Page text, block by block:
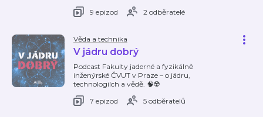
9 epizod
2 odběratelé
Věda a technika
V jádru dobrý
Podcast Fakulty jaderné a fyzikálně
inženýrské ČVUT v Praze – o jádru,
technologiích a vědě. 🧠☢️
7 epizod
5 odběratelů